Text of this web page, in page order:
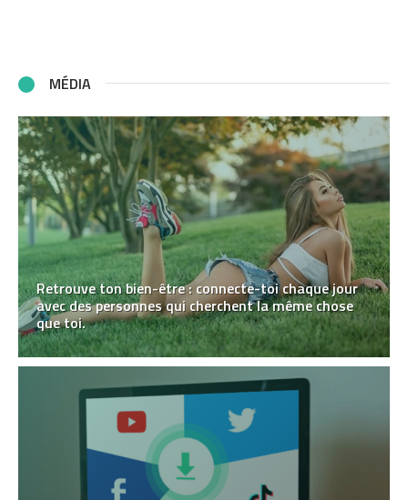
MÉDIA
Retrouve ton bien-être : connecte-toi chaque jour
avec des personnes qui cherchent la même chose
que toi.